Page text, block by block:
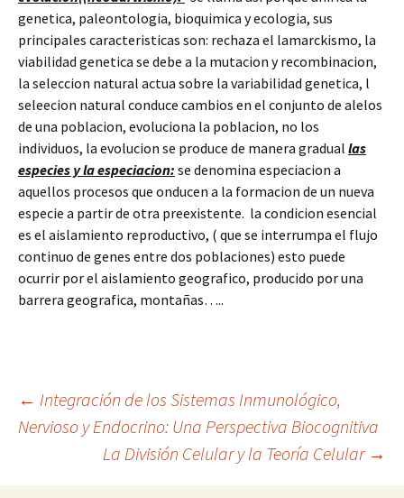
genetica, paleontologia, bioquimica y ecologia, sus
principales caracteristicas son: rechaza el lamarckismo, la
viabilidad genetica se debe a la mutacion y recombinacion,
la seleccion natural actua sobre la variabilidad genetica, l
seleecion natural conduce cambios en el conjunto de alelos
de una poblacion, evoluciona la poblacion, no los
individuos, la evolucion se produce de manera gradual las
especies y la especiacion: se denomina especiacion a
aquellos procesos que onducen a la formacion de un nueva
especie a partir de otra preexistente. la condicion esencial
es el aislamiento reproductivo, ( que se interrumpa el flujo
continuo de genes entre dos poblaciones) esto puede
ocurrir por el aislamiento geografico, producido por una
barrera geografica, montañas…..
Navegación
← Integración de los Sistemas Inmunológico,
Nervioso y Endocrino: Una Perspectiva Biocognitiva
La División Celular y la Teoría Celular →